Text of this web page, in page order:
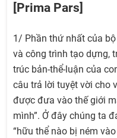
[Prima Pars]
1/ Phần thứ nhất của
và công trình tạo dựng,
trúc bản-thể-luận của
câu trả lời tuyệt vời cho
được đưa vào thế giới
mình”. Ở đây chúng ta
“hữu thể nào bị ném